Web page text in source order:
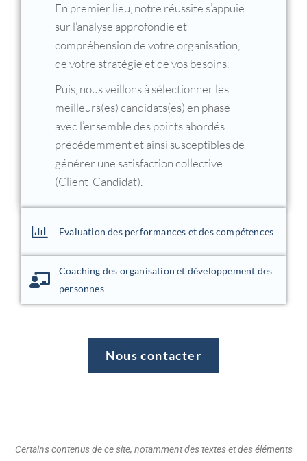
En premier lieu, notre réussite s’appuie
sur l’analyse approfondie et
compréhension de votre organisation,
de votre stratégie et de vos besoins.
Puis, nous veillons à sélectionner les
meilleurs(es) candidats(es) en phase
avec l’ensemble des points abordés
précédemment et ainsi susceptibles de
générer une satisfaction collective
(Client-Candidat).
Evaluation des performances et des compétences
Coaching des organisation et développement des
personnes
Nous contacter
Certains contenus de ce site, notamment des textes et des éléments